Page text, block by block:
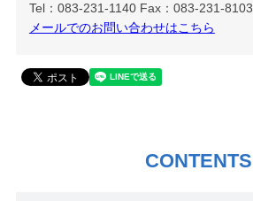
Tel：083-231-1140 Fax：083-231-8103
メールでのお問い合わせはこちら
CONTENTS